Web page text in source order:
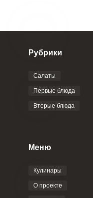
Рубрики
Салаты
Первые блюда
Вторые блюда
Меню
Кулинары
О проекте
ВХОД НА САЙТ
с